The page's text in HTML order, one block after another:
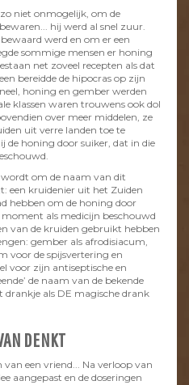
niet onmogelijk, om de
hij werd al snel zuur.
werd en om er een
sommige mensen er honing
net zoveel recepten als dat
bereidde de hipocras op zijn
honing en gember werden
klassen waren trouwens ook dol
over meer middelen, ze
uit verre landen toe te
de honing door suiker, dat in die
wordt om de naam van dit
een kruidenier uit het Zuiden
hebben om de honing door
als medicijn beschouwd
van de kruiden gebruikt hebben
gember als afrodisiacum,
voor de spijsvertering en
voor zijn antiseptische en
de naam van de bekende
drankje als DE magische drank
DENKT
een vriend... Na verloop van
aangepast en de doseringen